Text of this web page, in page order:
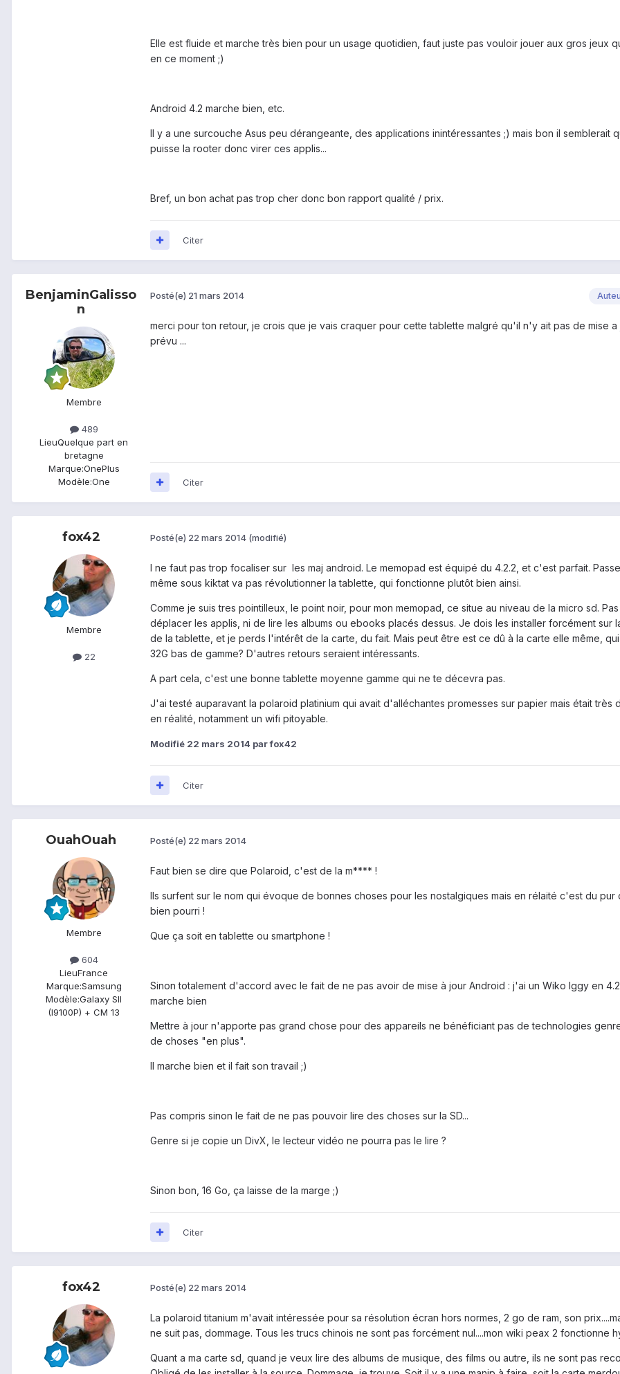
Elle est fluide et marche très bien pour un usage quotidien, faut juste pas vouloir jouer aux gros jeux
en ce moment ;)
Android 4.2 marche bien, etc.
Il y a une surcouche Asus peu dérangeante, des applications inintéressantes ;) mais bon il semblerait
puisse la rooter donc virer ces applis...
Bref, un bon achat pas trop cher donc bon rapport qualité / prix.
Citer
BenjaminGalisso
n
Membre
489
LieuQuelque part en
bretagne
Marque:OnePlus
Modèle:One
Posté(e) 21 mars 2014
merci pour ton retour, je crois que je vais craquer pour cette tablette malgré qu'il n'y ait pas de mise a
prévu ...
Citer
fox42
Membre
22
Posté(e) 22 mars 2014 (modifié)
l ne faut pas trop focaliser sur les maj android. Le memopad est équipé du 4.2.2, et c'est parfait.
même sous kiktat va pas révolutionner la tablette, qui fonctionne plutôt bien ainsi.
Comme je suis tres pointilleux, le point noir, pour mon memopad, ce situe au niveau de la micro sd.
déplacer les applis, ni de lire les albums ou ebooks placés dessus. Je dois les installer forcément sur
de la tablette, et je perds l'intérêt de la carte, du fait. Mais peut être est ce dû à la carte elle même,
32G bas de gamme? D'autres retours seraient intéressants.
A part cela, c'est une bonne tablette moyenne gamme qui ne te décevra pas.
J'ai testé auparavant la polaroid platinium qui avait d'alléchantes promesses sur papier mais était très
en réalité, notamment un wifi pitoyable.
Modifié 22 mars 2014 par fox42
Citer
OuahOuah
Membre
604
LieuFrance
Marque:Samsung
Modèle:Galaxy SII
(I9100P) + CM 13
Posté(e) 22 mars 2014
Faut bien se dire que Polaroid, c'est de la m**** !
Ils surfent sur le nom qui évoque de bonnes choses pour les nostalgiques mais en rélaité c'est du pur
bien pourri !
Que ça soit en tablette ou smartphone !
Sinon totalement d'accord avec le fait de ne pas avoir de mise à jour Android : j'ai un Wiko Iggy en
marche bien
Mettre à jour n'apporte pas grand chose pour des appareils ne bénéficiant pas de technologies
de choses "en plus".
Il marche bien et il fait son travail ;)
Pas compris sinon le fait de ne pas pouvoir lire des choses sur la SD...
Genre si je copie un DivX, le lecteur vidéo ne pourra pas le lire ?
Sinon bon, 16 Go, ça laisse de la marge ;)
Citer
fox42 Posté(e) 22 mars 2014
La polaroid titanium m'avait intéressée pour sa résolution écran hors normes, 2 go de ram, son
ne suit pas, dommage. Tous les trucs chinois ne sont pas forcément nul....mon wiki peax 2 fonctionne
Quant a ma carte sd, quand je veux lire des albums de musique, des films ou autre, ils ne sont pas